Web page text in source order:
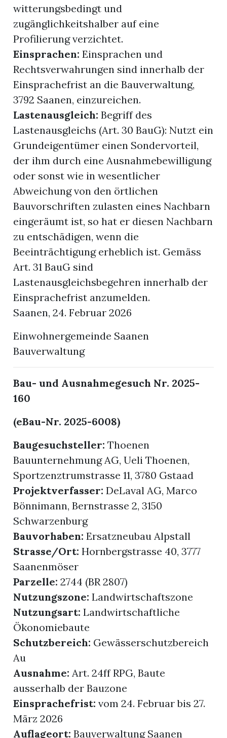
witterungsbedingt und
zugänglichkeitshalber auf eine
Profilierung verzichtet.
Einsprachen: Einsprachen und
Rechtsverwahrungen sind innerhalb der
Einsprachefrist an die Bauverwaltung,
3792 Saanen, einzureichen.
Lastenausgleich: Begriff des
Lastenausgleichs (Art. 30 BauG): Nutzt ein
Grundeigentümer einen Sondervorteil,
der ihm durch eine Ausnahmebewilligung
oder sonst wie in wesentlicher
Abweichung von den örtlichen
Bauvorschriften zulasten eines Nachbarn
eingeräumt ist, so hat er diesen Nachbarn
zu entschädigen, wenn die
Beeinträchtigung erheblich ist. Gemäss
Art. 31 BauG sind
Lastenausgleichsbegehren innerhalb der
Einsprachefrist anzumelden.
Saanen, 24. Februar 2026
Einwohnergemeinde Saanen
Bauverwaltung
Bau- und Ausnahmegesuch Nr. 2025-
160
(eBau-Nr. 2025-6008)
Baugesuchsteller: Thoenen
Bauunternehmung AG, Ueli Thoenen,
Sportzenztrumstrasse 11, 3780 Gstaad
Projektverfasser: DeLaval AG, Marco
Bönnimann, Bernstrasse 2, 3150
Schwarzenburg
Bauvorhaben: Ersatzneubau Alpstall
Strasse/Ort: Hornbergstrasse 40, 3777
Saanenmöser
Parzelle: 2744 (BR 2807)
Nutzungszone: Landwirtschaftszone
Nutzungsart: Landwirtschaftliche
Ökonomiebaute
Schutzbereich: Gewässerschutzbereich
Au
Ausnahme: Art. 24ff RPG, Baute
ausserhalb der Bauzone
Einsprachefrist: vom 24. Februar bis 27.
März 2026
Auflageort: Bauverwaltung Saanen